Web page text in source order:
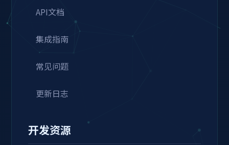
API文档
集成指南
常见问题
更新日志
开发资源